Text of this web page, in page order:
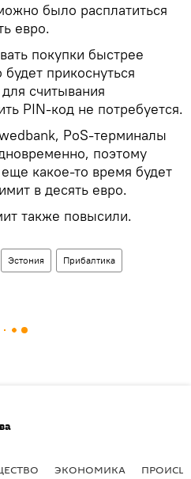
было расплатиться
евро.
покупки быстрее
прикоснуться
считывания
PIN-код не потребуется.
PoS-терминалы
поэтому
какое-то время будет
в десять евро.
также повысили.
Эстония Прибалтика
ЭКОНОМИКА